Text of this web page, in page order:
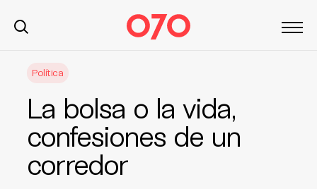
Política
La bolsa o la vida,
confesiones de un
corredor